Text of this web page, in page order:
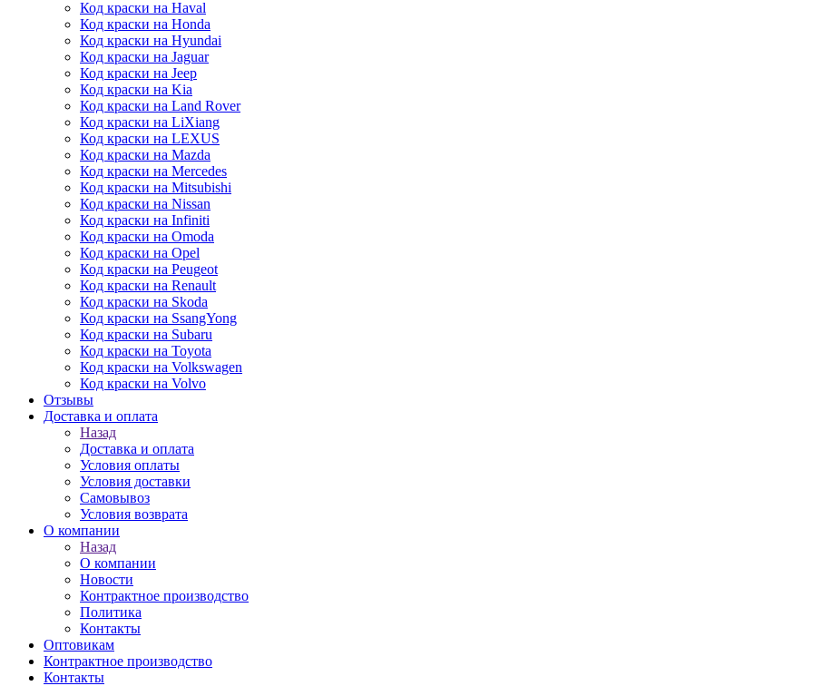
Код краски на Haval
Код краски на Honda
Код краски на Hyundai
Код краски на Jaguar
Код краски на Jeep
Код краски на Kia
Код краски на Land Rover
Код краски на LiXiang
Код краски на LEXUS
Код краски на Mazda
Код краски на Mercedes
Код краски на Mitsubishi
Код краски на Nissan
Код краски на Infiniti
Код краски на Omoda
Код краски на Opel
Код краски на Peugeot
Код краски на Renault
Код краски на Skoda
Код краски на SsangYong
Код краски на Subaru
Код краски на Toyota
Код краски на Volkswagen
Код краски на Volvo
Отзывы
Доставка и оплата
Назад
Доставка и оплата
Условия оплаты
Условия доставки
Самовывоз
Условия возврата
О компании
Назад
О компании
Новости
Контрактное производство
Политика
Контакты
Оптовикам
Контрактное производство
Контакты